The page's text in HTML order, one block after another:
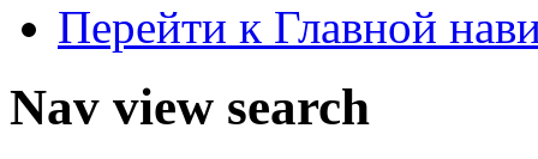
Перейти к Главной
Nav view search